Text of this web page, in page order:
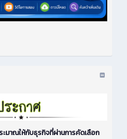
มาณให้กับธุรกิจที่ผ่านการคัดเลือก